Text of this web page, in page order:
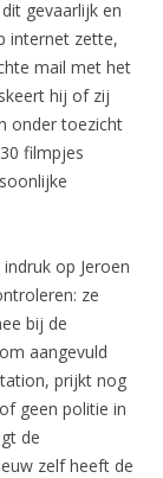
gevaarlijk en
internet zette,
mail met het
hij of zij
onder toezicht
filmpjes
op Jeroen
ze
bij de
aangevuld
prijkt nog
geen politie in
de
zelf heeft de